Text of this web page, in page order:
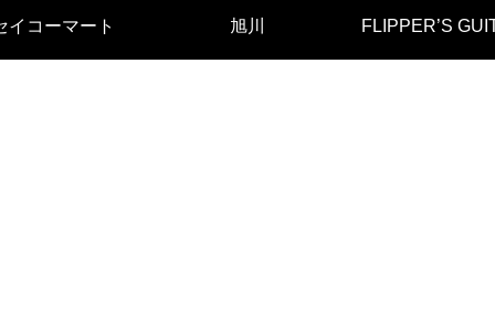
イコーマート 旭川 FLIPPER’S